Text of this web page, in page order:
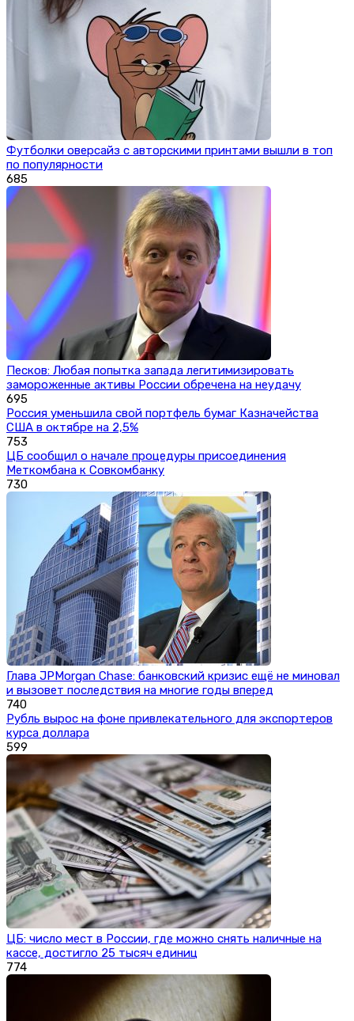
Футболки оверсайз с авторскими принтами вышли в топ
по популярности
685
Песков: Любая попытка запада легитимизировать
замороженные активы России обречена на неудачу
695
Россия уменьшила свой портфель бумаг Казначейства
США в октябре на 2,5%
753
ЦБ сообщил о начале процедуры присоединения
Меткомбана к Совкомбанку
730
Глава JPMorgan Chase: банковский кризис ещё не миновал
и вызовет последствия на многие годы вперед
740
Рубль вырос на фоне привлекательного для экспортеров
курса доллара
599
ЦБ: число мест в России, где можно снять наличные на
кассе, достигло 25 тысяч единиц
774